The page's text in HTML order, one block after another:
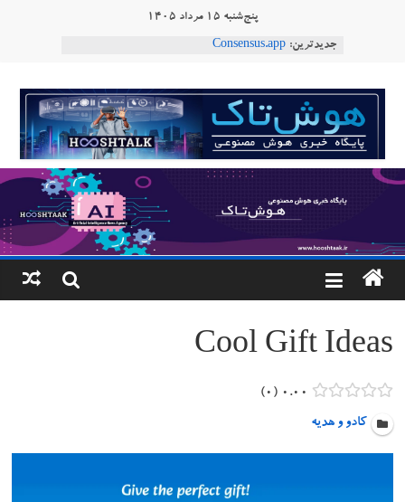
پنج‌شنبه ۱۵ مرداد ۱۴۰۵
جدیدترین: Consensus.app
طبیعی فارسی
ربات «Aru» محصول شرکت فرانسوی Nio
Robotics
ربات T‑800
هوشتاک
پایگاه
خبری
هوش
مصنوعی
www.hooshtaak.ir
Cool Gift Ideas
۰.۰۰ ۰
کادو و هدیه